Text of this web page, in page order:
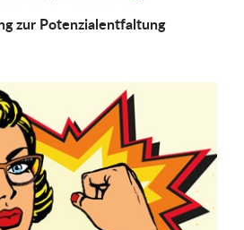
zur Potenzialentfaltung